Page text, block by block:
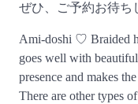
ぜひ、ご予約お待ち
Ami-doshi ♡ Braided
goes well with
presence and makes
There are other types